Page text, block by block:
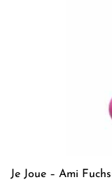
Je Joue – Ami